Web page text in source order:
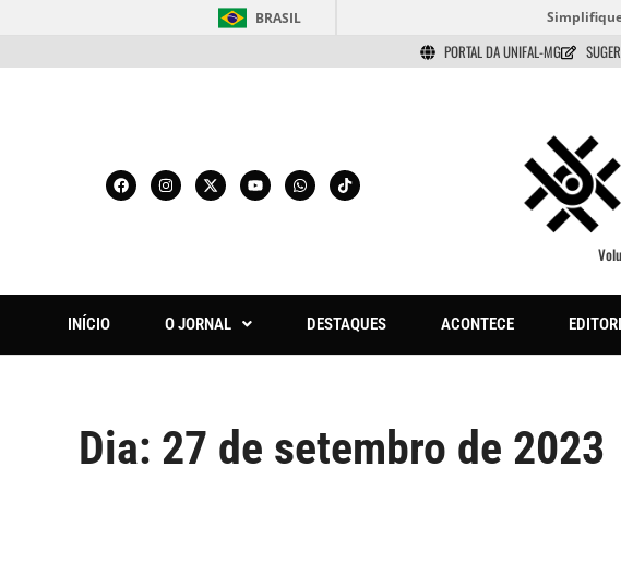
BRASIL
PORTAL DA UNIFAL-MG
INÍCIO O JORNAL DESTAQUES ACONTECE
Dia: 27 de setembro de 2023